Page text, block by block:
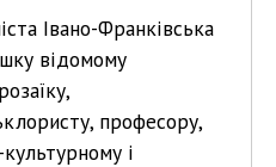
Івано-Франківська
відомому
професору,
і